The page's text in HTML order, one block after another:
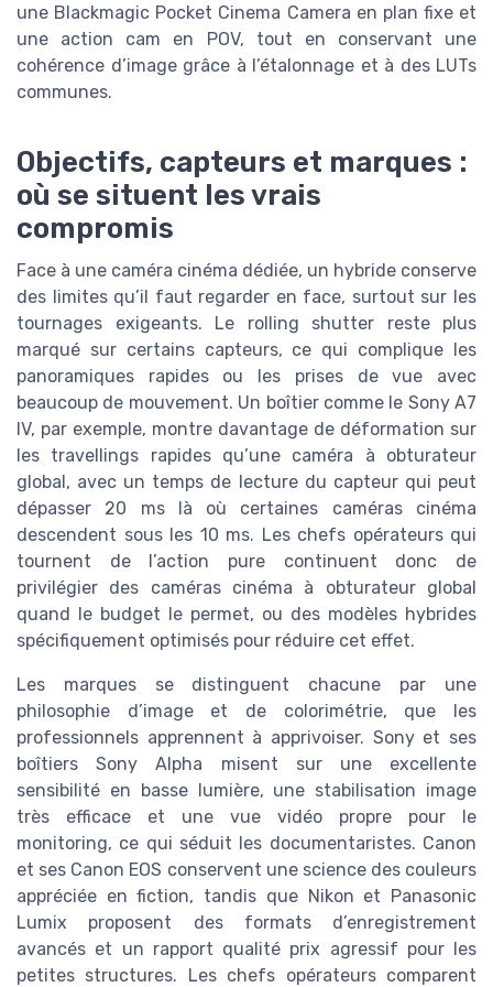
une Blackmagic Pocket Cinema Camera en plan fixe et
une action cam en POV, tout en conservant une
cohérence d’image grâce à l’étalonnage et à des LUTs
communes.
Objectifs, capteurs et marques :
où se situent les vrais
compromis
Face à une caméra cinéma dédiée, un hybride conserve
des limites qu’il faut regarder en face, surtout sur les
tournages exigeants. Le rolling shutter reste plus
marqué sur certains capteurs, ce qui complique les
panoramiques rapides ou les prises de vue avec
beaucoup de mouvement. Un boîtier comme le Sony A7
IV, par exemple, montre davantage de déformation sur
les travellings rapides qu’une caméra à obturateur
global, avec un temps de lecture du capteur qui peut
dépasser 20 ms là où certaines caméras cinéma
descendent sous les 10 ms. Les chefs opérateurs qui
tournent de l’action pure continuent donc de
privilégier des caméras cinéma à obturateur global
quand le budget le permet, ou des modèles hybrides
spécifiquement optimisés pour réduire cet effet.
Les marques se distinguent chacune par une
philosophie d’image et de colorimétrie, que les
professionnels apprennent à apprivoiser. Sony et ses
boîtiers Sony Alpha misent sur une excellente
sensibilité en basse lumière, une stabilisation image
très efficace et une vue vidéo propre pour le
monitoring, ce qui séduit les documentaristes. Canon
et ses Canon EOS conservent une science des couleurs
appréciée en fiction, tandis que Nikon et Panasonic
Lumix proposent des formats d’enregistrement
avancés et un rapport qualité prix agressif pour les
petites structures. Les chefs opérateurs comparent